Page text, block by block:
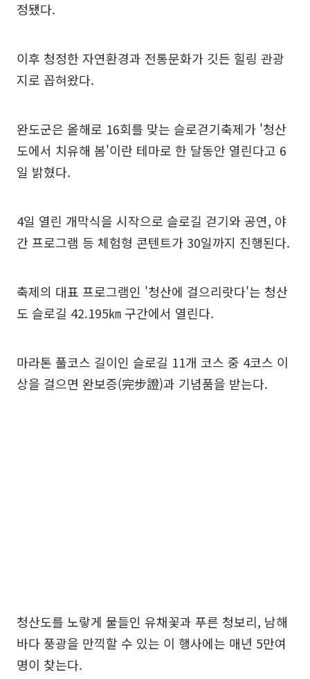
정됐다.
이후 청정한 자연환경과 전통문화가 깃든 힐링 관광
지로 꼽혀왔다.
완도군은 올해로 16회를 맞는 슬로걷기축제가 '청산
도에서 치유해 봄'이란 테마로 한 달동안 열린다고 6
일 밝혔다.
4일 열린 개막식을 시작으로 슬로길 걷기와 공연, 야
간 프로그램 등 체험형 콘텐트가 30일까지 진행된다.
축제의 대표 프로그램인 '청산에 걸으리랏다'는 청산
도 슬로길 42.195㎞ 구간에서 열린다.
마라톤 풀코스 길이인 슬로길 11개 코스 중 4코스 이
상을 걸으면 완보증(完步證)과 기념품을 받는다.
청산도를 노랗게 물들인 유채꽃과 푸른 청보리, 남해
바다 풍광을 만끽할 수 있는 이 행사에는 매년 5만여
명이 찾는다.